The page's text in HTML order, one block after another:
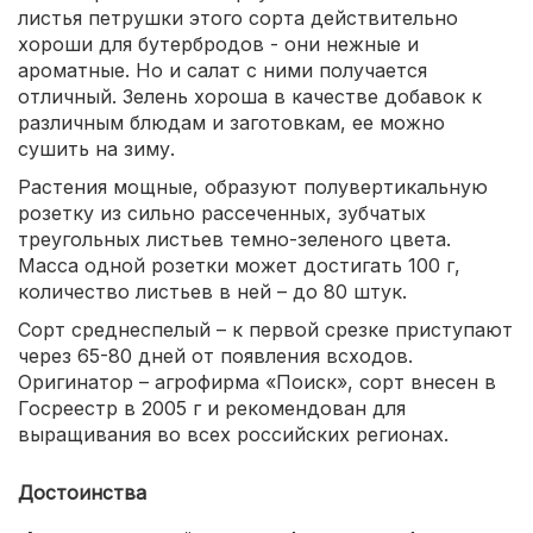
листья петрушки этого сорта действительно
хороши для бутербродов - они нежные и
ароматные. Но и салат с ними получается
отличный. Зелень хороша в качестве добавок к
различным блюдам и заготовкам, ее можно
сушить на зиму.
Растения мощные, образуют полувертикальную
розетку из сильно рассеченных, зубчатых
треугольных листьев темно-зеленого цвета.
Масса одной розетки может достигать 100 г,
количество листьев в ней – до 80 штук.
Сорт среднеспелый – к первой срезке приступают
через 65-80 дней от появления всходов.
Оригинатор – агрофирма «Поиск», сорт внесен в
Госреестр в 2005 г и рекомендован для
выращивания во всех российских регионах.
Достоинства